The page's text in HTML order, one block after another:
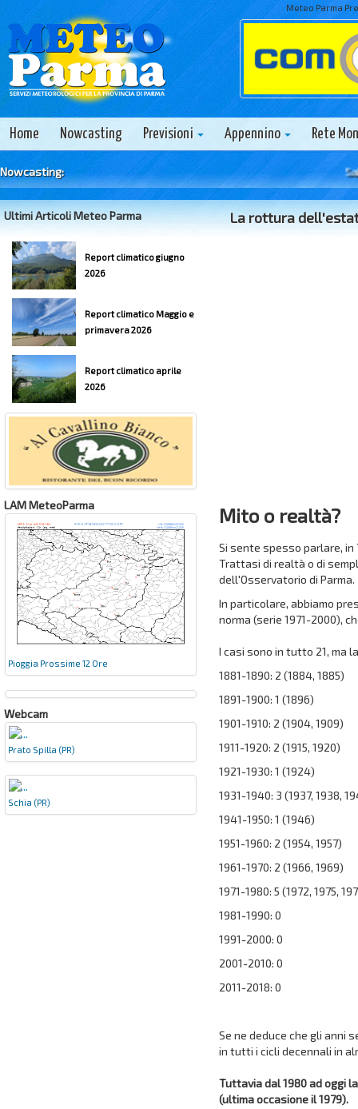
Meteo Parma
Home Nowcasting Previsioni Appennino Rete
Nowcasting:
Ultimi Articoli Meteo Parma
Report climatico giugno
2026
Report climatico Maggio e
primavera 2026
Report climatico aprile
2026
LAM MeteoParma
Pioggia Prossime 12 Ore
Webcam
Prato Spilla (PR)
Schia (PR)
La rottura
Mito o realtà?
Si sente spesso parlare,
Trattasi di realtà o di
dell'Osservatorio di Parma.
In particolare, abbiamo
norma (serie 1971-2000),
I casi sono in tutto 21, ma
1881-1890: 2 (1884, 1885)
1891-1900: 1 (1896)
1901-1910: 2 (1904, 1909)
1911-1920: 2 (1915, 1920)
1921-1930: 1 (1924)
1931-1940: 3 (1937, 1938,
1941-1950: 1 (1946)
1951-1960: 2 (1954, 1957)
1961-1970: 2 (1966, 1969)
1971-1980: 5 (1972, 1975,
1981-1990: 0
1991-2000: 0
2001-2010: 0
2011-2018: 0
Se ne deduce che gli
in tutti i cicli decennali in
Tuttavia dal 1980 ad oggi
(ultima occasione il 1979).